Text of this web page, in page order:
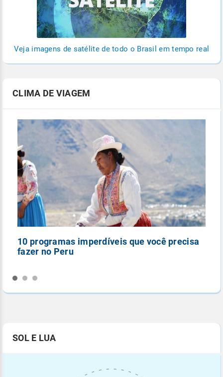
Veja imagens de satélite de todo o Brasil em tempo real
CLIMA DE VIAGEM
10 programas imperdíveis que você precisa
fazer no Peru
SOL E LUA